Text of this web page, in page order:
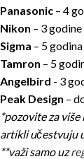
Panasonic – 4
Nikon – 3
Sigma – 5
Tamron – 5
Angelbird - 3
Peak Design –
*pozovite za
artikli učestvuju
**važi samo uz